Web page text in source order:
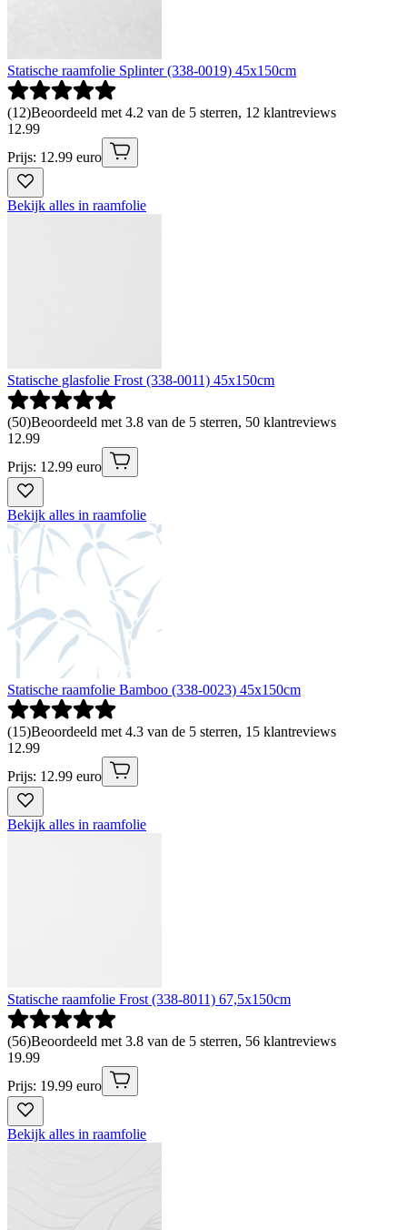
Statische raamfolie Splinter (338-0019) 45x150cm
(12)Beoordeeld met 4.2 van de 5 sterren, 12 klantreviews
12.99
Prijs: 12.99 euro
Bekijk alles in raamfolie
Statische glasfolie Frost (338-0011) 45x150cm
(50)Beoordeeld met 3.8 van de 5 sterren, 50 klantreviews
12.99
Prijs: 12.99 euro
Bekijk alles in raamfolie
Statische raamfolie Bamboo (338-0023) 45x150cm
(15)Beoordeeld met 4.3 van de 5 sterren, 15 klantreviews
12.99
Prijs: 12.99 euro
Bekijk alles in raamfolie
Statische raamfolie Frost (338-8011) 67,5x150cm
(56)Beoordeeld met 3.8 van de 5 sterren, 56 klantreviews
19.99
Prijs: 19.99 euro
Bekijk alles in raamfolie